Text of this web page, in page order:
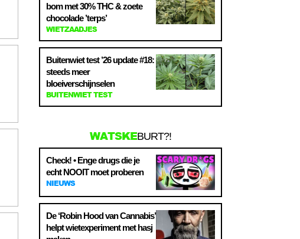
bom met 30% THC & zoete
chocolade ’terps’
WIETZAADJES
Buitenwiet test ’26 update #18:
steeds meer
bloeiverschijnselen
BUITENWIET TEST
WATSKEBURT?!
Check! • Enge drugs die je
echt NOOIT moet proberen
NIEUWS
De ‘Robin Hood van Cannabis’
helpt wietexperiment met hasj